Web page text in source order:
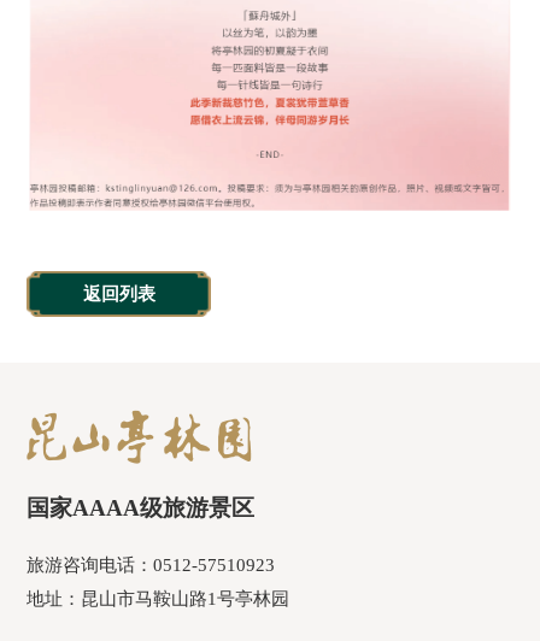
返回列表
国家AAAA级旅游景区
旅游咨询电话：0512-57510923
地址：昆山市马鞍山路1号亭林园